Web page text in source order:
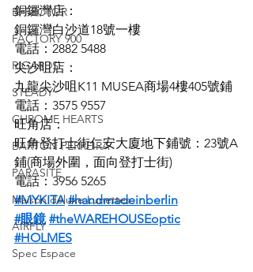
EFFECTOR
FACTORY 900
RIGARDS
STEADY
CHROME HEARTS
BARTON PERREIRA
PARASITE
Maison deluxe Lunettes
AIRFLY
Spec Espace
銅鑼灣店：
銅鑼灣白沙道18號一樓
電話：2882 5488
尖沙咀店：
九龍尖沙咀K11 MUSEA商場4樓405號鋪
電話：3575 9557
旺角店：
旺角登打士街仁安大廈地下鋪號：23號A
鋪(商場外圍，面向登打士街)
電話：3956 5265
#MYKITA #handmadeinberlin
#眼鏡 #theWAREHOUSEoptic
#HOLMES